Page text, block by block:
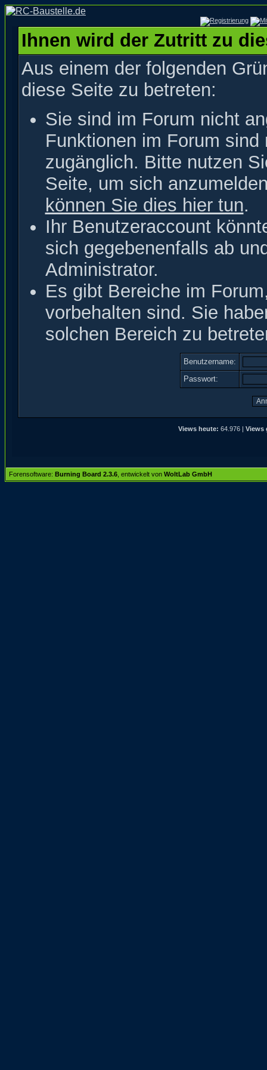
Ihnen wird der Zutritt zu
Aus einem der folgenden
diese Seite zu betreten:
Sie sind im Forum nicht
Funktionen im Forum
zugänglich. Bitte nutzen
Seite, um sich
können Sie dies hier tun.
Ihr Benutzeraccount
sich gegebenenfalls ab
Administrator.
Es gibt Bereiche im
vorbehalten sind. Sie
solchen Bereich zu
Benutzername:
Passwort:
Views heute: 64.976 | Views
Forensoftware: Burning Board 2.3.6 , entwickelt von WoltLab GmbH